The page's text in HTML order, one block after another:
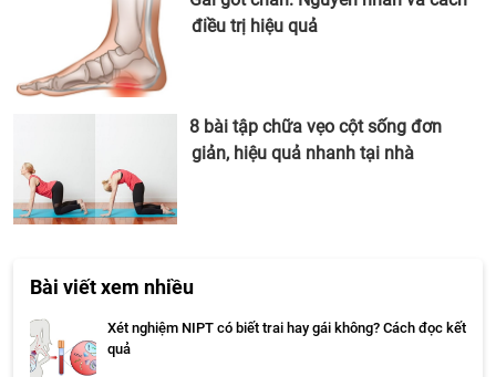
điều trị hiệu quả
8 bài tập chữa vẹo cột sống đơn
giản, hiệu quả nhanh tại nhà
Bài viết xem nhiều
Xét nghiệm NIPT có biết trai hay gái không? Cách đọc kết
quả